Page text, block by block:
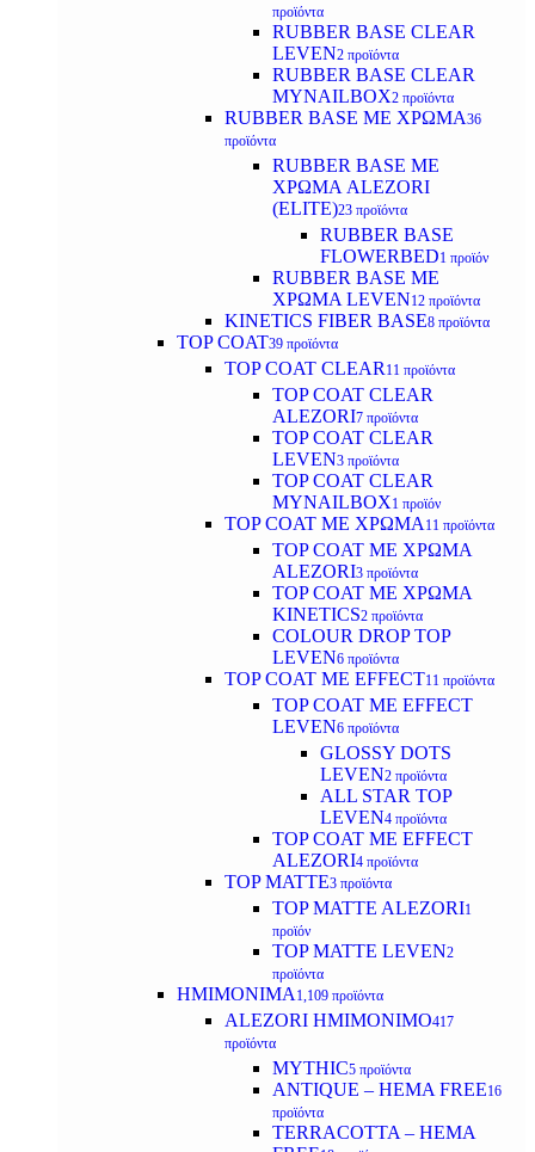
προϊόντα
RUBBER BASE CLEAR
LEVEN2 προϊόντα
RUBBER BASE CLEAR
MYNAILBOX2 προϊόντα
RUBBER BASE ΜΕ ΧΡΩΜΑ36
προϊόντα
RUBBER BASE ΜΕ
ΧΡΩΜΑ ALEZORI
(ELITE)23 προϊόντα
RUBBER BASE
FLOWERBED1 προϊόν
RUBBER BASE ΜΕ
ΧΡΩΜΑ LEVEN12 προϊόντα
KINETICS FIBER BASE8 προϊόντα
TOP COAT39 προϊόντα
TOP COAT CLEAR 11 προϊόντα
TOP COAT CLEAR
ALEZORI7 προϊόντα
TOP COAT CLEAR
LEVEN3 προϊόντα
TOP COAT CLEAR
MYNAILBOX1 προϊόν
TOP COAT ΜΕ ΧΡΩΜΑ 11 προϊόντα
TOP COAT ΜΕ ΧΡΩΜΑ
ALEZORI3 προϊόντα
TOP COAT ΜΕ ΧΡΩΜΑ
KINETICS2 προϊόντα
COLOUR DROP TOP
LEVEN6 προϊόντα
TOP COAT ΜΕ EFFECT11 προϊόντα
TOP COAT ME EFFECT
LEVEN6 προϊόντα
GLOSSY DOTS
LEVEN2 προϊόντα
ALL STAR TOP
LEVEN4 προϊόντα
TOP COAT ME EFFECT
ALEZORI4 προϊόντα
TOP MATTE3 προϊόντα
TOP MATTE ALEZORI1
προϊόν
TOP MATTE LEVEN2
προϊόντα
ΗΜΙΜΟΝΙΜΑ 1,109 προϊόντα
ALEZORI ΗΜΙΜΟΝΙΜΟ417
προϊόντα
MYTHIC5 προϊόντα
ANTIQUE – HEMA FREE16
προϊόντα
TERRACOTTA – HEMA